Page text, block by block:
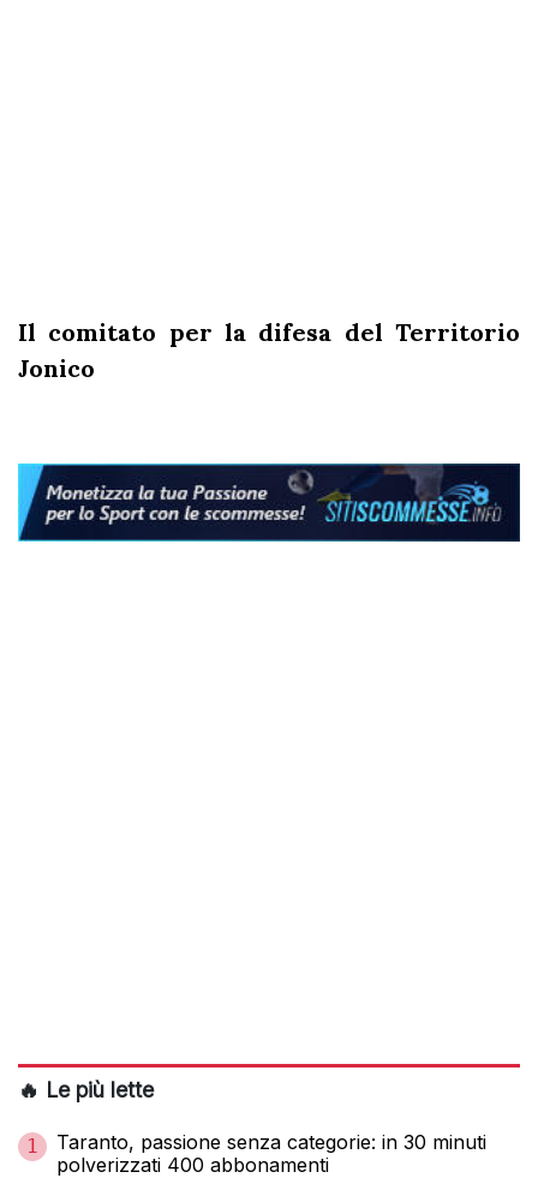
Il comitato per la difesa del Territorio
Jonico
🔥 Le più lette
1
Taranto, passione senza categorie: in 30 minuti
polverizzati 400 abbonamenti